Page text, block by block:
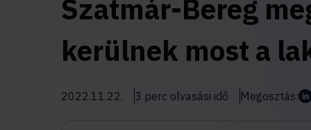
Szatmár-Bereg
kerülnek most a
2022.11.22. 3 perc olvasási idő Megosztás: